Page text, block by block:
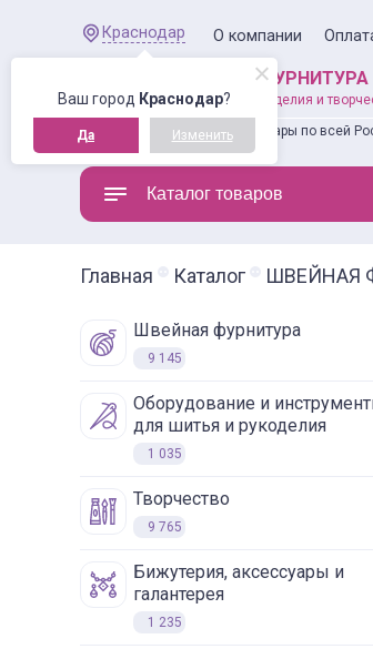
Ваш город Краснодар?
Да Изменить
Краснодар О компании
ШВЕЙНАЯ ФУРНИТУРА
товары для рукоделия и
Доставляем товары по всей
Каталог товаров
Главная Каталог ШВЕЙНАЯ
швейная фурнитура
9 145
оборудование и инструменты
для шитья и рукоделия
1 035
творчество
9 765
бижутерия, аксессуары и
галантерея
1 235